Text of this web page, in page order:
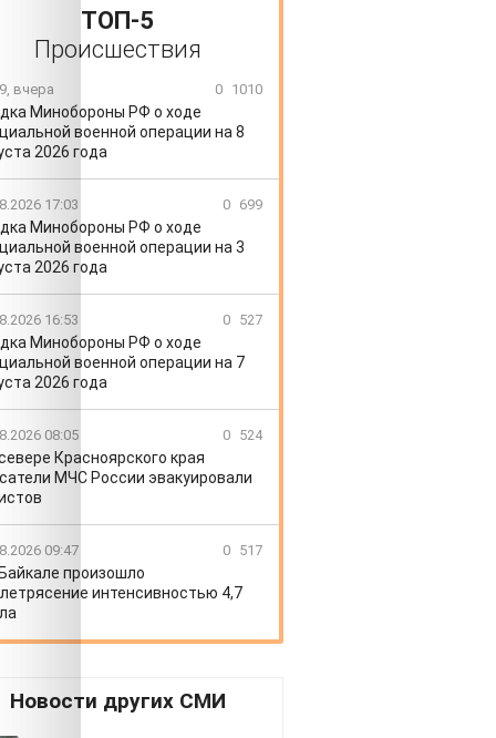
ТОП-5
Происшествия
вчера 0 1010
Минобороны РФ о ходе
военной операции на 8
2026 года
17:03 0 699
Минобороны РФ о ходе
военной операции на 3
2026 года
16:53 0 527
Минобороны РФ о ходе
военной операции на 7
2026 года
08:05 0 524
Красноярского края
МЧС России эвакуировали
09:47 0 517
произошло
интенсивностью 4,7
Новости других СМИ